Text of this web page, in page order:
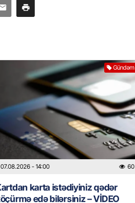
Gündəm
07.08.2026 - 14:00 60
karta istədiyiniz qədər
edə bilərsiniz – VİDEO